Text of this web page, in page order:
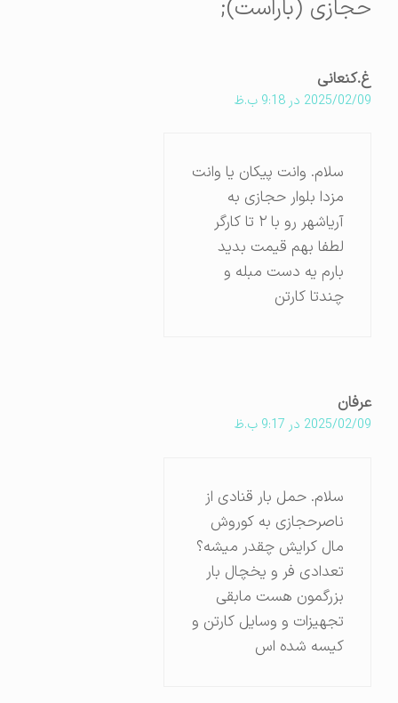
حجازی (باراست);
غ.کنعانی
2025/02/09 در 9:18 ب.ظ
سلام. وانت پیکان یا وانت
مزدا بلوار حجازی به
آریاشهر رو با ۲ تا کارگر
لطفا بهم قیمت بدید
بارم یه دست مبله و
چندتا کارتن
عرفان
2025/02/09 در 9:17 ب.ظ
سلام. حمل بار قنادی از
ناصرحجازی به کوروش
مال کرایش چقدر میشه؟
تعدادی فر و یخچال بار
بزرگمون هست مابقی
تجهیزات و وسایل کارتن و
کیسه شده اس